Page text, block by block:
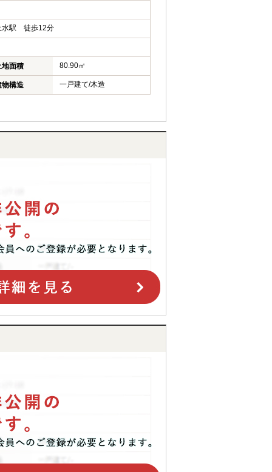
水駅 徒歩12分
地面積 80.90㎡
物構造 一戸建て/木造